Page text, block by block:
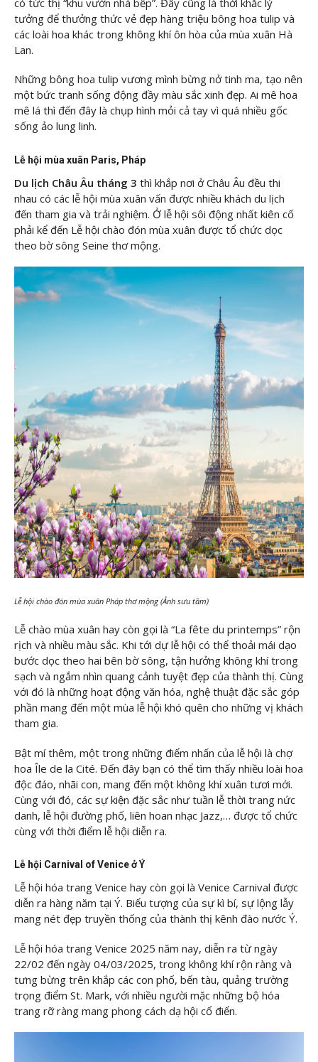
tưởng để thưởng thức vẻ đẹp hàng triệu bông hoa tulip và
các loài hoa khác trong không khí ôn hòa của mùa xuân Hà
Lan.
Những bông hoa tulip vương mình bừng nở tinh ma, tạo nên
một bức tranh sống động đầy màu sắc xinh đẹp. Ai mê hoa
mê lá thì đến đây là chụp hình mỏi cả tay vì quá nhiều gốc
sống ảo lung linh.
Lễ hội mùa xuân Paris, Pháp
Du lịch Châu Âu tháng 3 thì khắp nơi ở Châu Âu đều thi
nhau có các lễ hội mùa xuân vấn được nhiều khách du lịch
đến tham gia và trải nghiệm. Ở lễ hội sôi động nhất kiên cố
phải kể đến Lễ hội chào đón mùa xuân được tổ chức dọc
theo bờ sông Seine thơ mộng.
Lễ hội chào đón mùa xuân Pháp thơ mộng (Ảnh sưu tầm)
Lễ chào mùa xuân hay còn gọi là “La fête du printemps” rộn
rịch và nhiều màu sắc. Khi tới dự lễ hội có thể thoải mái dạo
bước dọc theo hai bên bờ sông, tận hưởng không khí trong
sạch và ngắm nhìn quang cảnh tuyệt đẹp của thành thị. Cùng
với đó là những hoạt động văn hóa, nghệ thuật đặc sắc góp
phần mang đến một mùa lễ hội khó quên cho những vị khách
tham gia.
Bật mí thêm, một trong những điểm nhấn của lễ hội là chợ
hoa Île de la Cité. Đến đây bạn có thể tìm thấy nhiều loài hoa
độc đáo, nhãi con, mang đến một không khí xuân tươi mới.
Cùng với đó, các sự kiện đặc sắc như tuần lễ thời trang nức
danh, lễ hội đường phố, liên hoan nhạc Jazz,… được tổ chức
cùng với thời điểm lễ hội diễn ra.
Lễ hội Carnival of Venice ở Ý
Lễ hội hóa trang Venice hay còn gọi là Venice Carnival được
diễn ra hàng năm tại Ý. Biểu tượng của sự kì bí, sự lộng lẫy
mang nét đẹp truyền thống của thành thị kênh đào nước Ý.
Lễ hội hóa trang Venice 2025 năm nay, diễn ra từ ngày
22/02 đến ngày 04/03/2025, trong không khí rộn ràng và
tưng bừng trên khắp các con phố, bến tàu, quảng trường
trọng điểm St. Mark, với nhiều người mặc những bộ hóa
trang rỡ ràng mang phong cách dạ hội cổ điển.